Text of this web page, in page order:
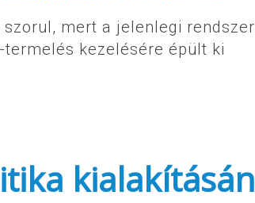
mert a jelenlegi rendszer
kezelésére épült ki
kialakításán